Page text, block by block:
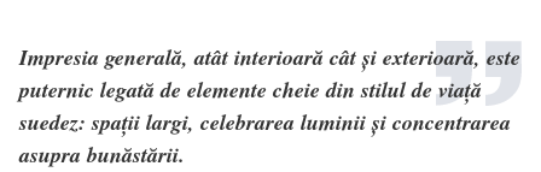
Impresia generală, atât interioară cât și exterioară, este
puternic legată de elemente cheie din stilul de viață
suedez: spații largi, celebrarea luminii și concentrarea
asupra bunăstării.